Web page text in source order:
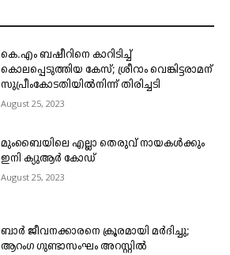
കെ.എം ബഷീറിനെ കാറിടിച്ച്
കൊലപ്പെടുത്തിയ കേസ്; ശ്രീറാം വെങ്കിട്ടരാമന്
സുപ്രീംകോടതിയിൽനിന്ന് തിരിച്ചടി
August 25, 2023
മുംബൈയിലെ എല്ലാ തെരുവ് നായകൾക്കും
ഇനി ക്യുആർ കോഡ്
August 25, 2023
ബാർ ജീവനക്കാരനെ ക്രൂരമായി മർദിച്ചു;
ആറംഗ ഗുണ്ടാസംഘം അറസ്റ്റിൽ